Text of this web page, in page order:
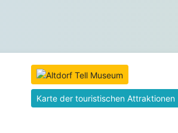
Karte der touristischen Attraktionen